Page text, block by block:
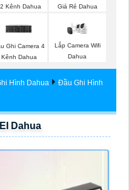
Kênh Dahua
Giá Rẻ Dahua
Ghi Camera 4
Kênh Dahua
Lắp Camera Wifi
Dahua
Hình Dahua
Đầu Ghi Hình
Dahua